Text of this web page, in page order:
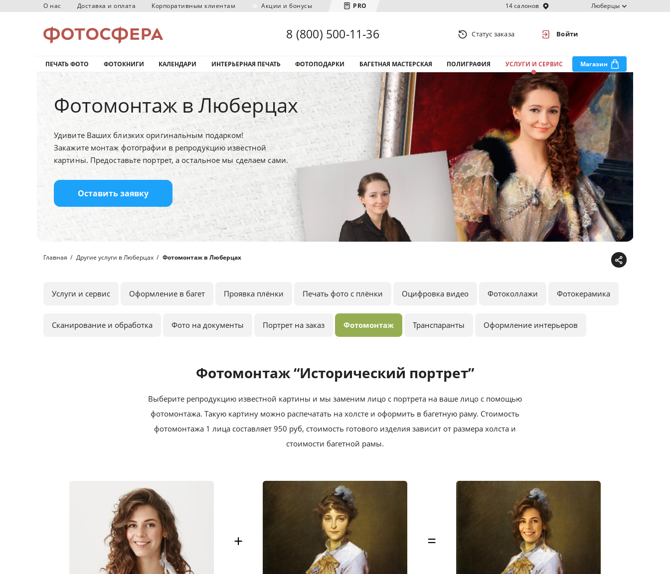
О нас Доставка и оплата Корпоративным клиентам Акции и бонусы PRO 14 салонов Люберцы
Загрузка городов...
8 (800) 500-11-36 Статус заказа Войти
ПЕЧАТЬ ФОТО ФОТОКНИГИ КАЛЕНДАРИ ИНТЕРЬЕРНАЯ ПЕЧАТЬ ФОТОПОДАРКИ БАГЕТНАЯ МАСТЕРСКАЯ ПОЛИГРАФИЯ УСЛУГИ И СЕРВИС Магазин
Фотомонтаж в Люберцах
Удивите Ваших близких оригинальным подарком!
Закажите монтаж фотографии в репродукцию известной
картины. Предоставьте портрет, а остальное мы сделаем сами.
Оставить заявку
Главная Другие услуги в Люберцах Фотомонтаж в Люберцах
Услуги и сервис Оформление в багет Проявка плёнки Печать фото с плёнки Оцифровка видео Фотоколлажи Фотокерамика
Сканирование и обработка Фото на документы Портрет на заказ Фотомонтаж Транспаранты Оформление интерьеров
Фотомонтаж “Исторический портрет”
Выберите репродукцию известной картины и мы заменим лицо с портрета на ваше лицо с помощью
фотомонтажа. Такую картину можно распечатать на холсте и оформить в багетную раму. Стоимость
фотомонтажа 1 лица составляет 950 руб, стоимость готового изделия зависит от размера холста и
стоимости багетной рамы.